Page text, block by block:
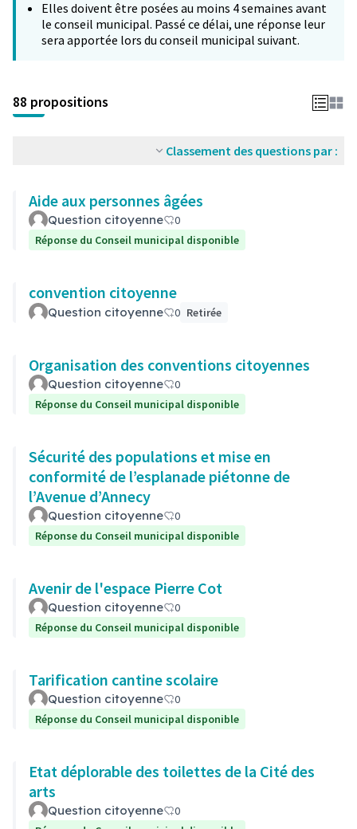
Elles doivent être posées au moins 4 semaines avant
le conseil municipal. Passé ce délai, une réponse leur
sera apportée lors du conseil municipal suivant.
88 propositions
Classement des questions par :
Aide aux personnes âgées
Question citoyenne
0
Réponse du Conseil municipal disponible
convention citoyenne
Question citoyenne 0 Retirée
Organisation des conventions citoyennes
Question citoyenne
0
Réponse du Conseil municipal disponible
Sécurité des populations et mise en
conformité de l’esplanade piétonne de
l’Avenue d’Annecy
Question citoyenne
0
Réponse du Conseil municipal disponible
Avenir de l'espace Pierre Cot
Question citoyenne
0
Réponse du Conseil municipal disponible
Tarification cantine scolaire
Question citoyenne
0
Réponse du Conseil municipal disponible
Etat déplorable des toilettes de la Cité des
arts
Question citoyenne
0